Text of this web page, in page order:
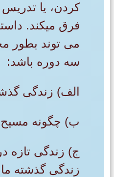
کردن، یا
فرق میکند.
می توند بطور
سه دوره باشد:
الف) زندگی
ب) چگونه مسیح
ج) زندگی تازه
زندگی گذشته ما.